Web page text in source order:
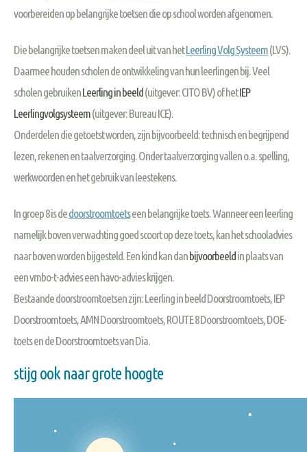
voorbereiden op belangrijke toetsen die op school worden afgenomen.
Die belangrijke toetsen maken deel uit van hetLeerling Volg Systeem(LVS).
Daarmee houden scholen de ontwikkeling van hun leerlingen bij. Veel
scholen gebruikenLeerling in beeld(uitgever: CITO BV) of hetIEP
Leerlingvolgsysteem(uitgever: Bureau ICE).
Onderdelen die getoetst worden, zijn bijvoorbeeld: technisch en begrijpend
lezen, rekenen en taalverzorging. Onder taalverzorging vallen o.a. spelling,
werkwoorden en het gebruik van leestekens.
In groep 8 is dedoorstroomtoetseen belangrijke toets. Wanneer een leerling
namelijk boven verwachting goed scoort op deze toets, kan het schooladvies
naar boven worden bijgesteld. Een kind kan danbijvoorbeeldin plaats van
een vmbo-t-advies een havo-advies krijgen.
Bestaande doorstroomtoetsen zijn: Leerling in beeld Doorstroomtoets, IEP
Doorstroomtoets, AMN Doorstroomtoets, ROUTE 8 Doorstroomtoets, DOE-
toets en de Doorstroomtoets van Dia.
stijg ook naar grote hoogte